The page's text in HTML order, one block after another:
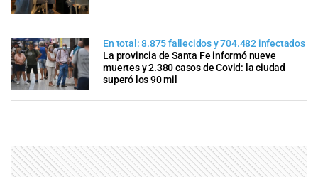
En total: 8.875 fallecidos y 704.482 infectados
La provincia de Santa Fe informó nueve
muertes y 2.380 casos de Covid: la ciudad
superó los 90 mil